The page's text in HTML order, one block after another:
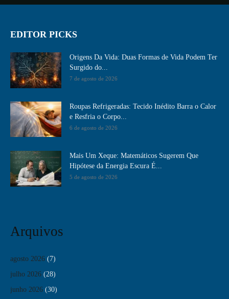
EDITOR PICKS
Origens Da Vida: Duas Formas de Vida Podem Ter
Surgido do...
7 de agosto de 2026
Roupas Refrigeradas: Tecido Inédito Barra o Calor
e Resfria o Corpo...
6 de agosto de 2026
Mais Um Xeque: Matemáticos Sugerem Que
Hipótese da Energia Escura É...
5 de agosto de 2026
Arquivos
agosto 2026 (7)
julho 2026 (28)
junho 2026 (30)